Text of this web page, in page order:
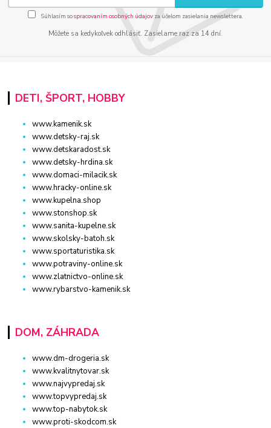
Súhlasím sospracovaním osobných údajov za účelom zasielania newslettera.
Môžete sa kedykoľvek odhlásiť. Zasielame raz za 14 dní.
DETI, ŠPORT, HOBBY
www.kamenik.sk
www.detsky-raj.sk
www.detskaradost.sk
www.detsky-hrdina.sk
www.domaci-milacik.sk
www.hracky-online.sk
www.kupelna.shop
www.stonshop.sk
www.sanita-kupelne.sk
www.skolsky-batoh.sk
www.sportaturistika.sk
www.potraviny-online.sk
www.zlatnictvo-online.sk
www.rybarstvo-kamenik.sk
DOM, ZÁHRADA
www.dm-drogeria.sk
www.kvalitnytovar.sk
www.najvypredaj.sk
www.topvypredaj.sk
www.top-nabytok.sk
www.proti-skodcom.sk